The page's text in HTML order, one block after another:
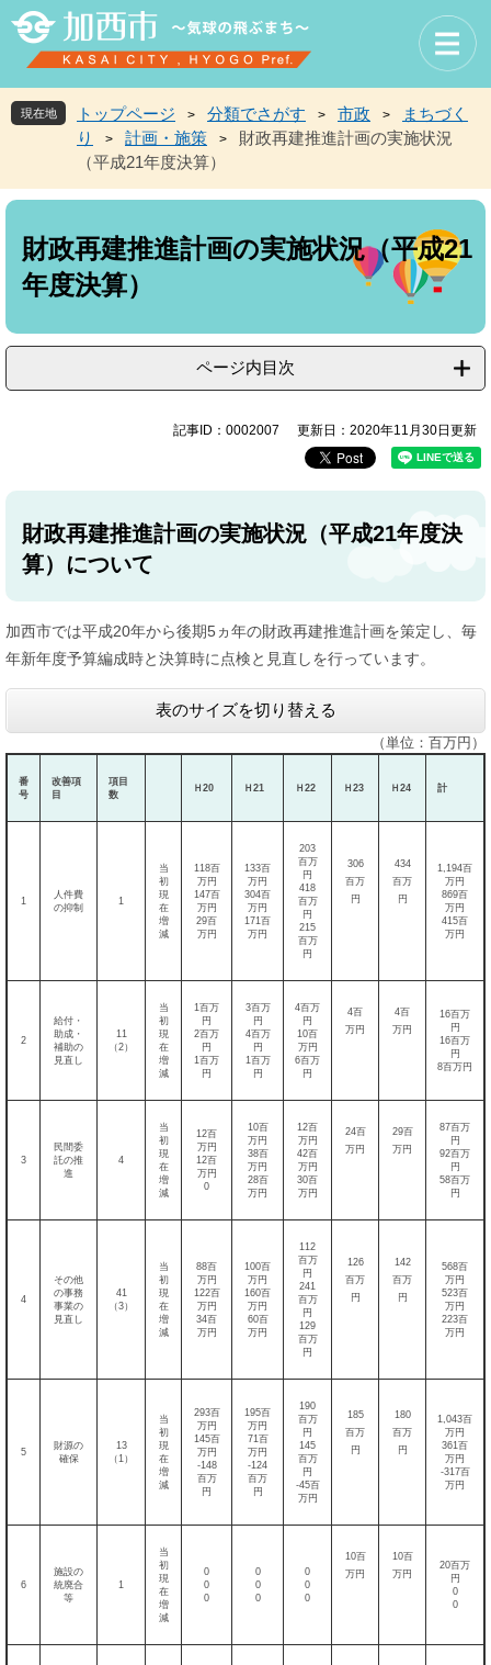
先
頭
を
飛
現在地 トップページ > 分類でさがす > 市政 >
まちづく
り
> 計画・施策 >
財政再建推進計画の実施状況
（平成21年度決算）
本
財政再建推進計画の実施状況（平成21
年度決算）
ページ内目次
記事ID：0002007 更新日：2020年11月30日更新
財政再建推進計画の実施状況（平成21年度決
算）について
加西市では平成20年から後期5ヵ年の財政再建推進計画を策定し、毎
年新年度予算編成時と決算時に点検と見直しを行っています。
表のサイズを切り替える
（単位：百万円）
番
号
改善項
目
項目
数
Ｈ20 Ｈ21 Ｈ22 Ｈ23 Ｈ24 計
1
人件費
の抑制
1
当
初
現
在
増
減
118百
万円
147百
万円
29百
万円
133百
万円
304百
万円
171百
万円
203
百万
円
418
百万
円
215
百万
円
306
百万
円
434
百万
円
1,194百
万円
869百
万円
415百
万円
2
給付・
助成・
補助の
見直し
11
（2）
当
初
現
在
増
減
1百万
円
2百万
円
1百万
円
3百万
円
4百万
円
1百万
円
4百万
円
10百
万円
6百万
円
4百
万円
4百
万円
16百万
円
16百万
円
8百万円
3
民間委
託の推
進
4
当
初
現
在
増
減
12百
万円
12百
万円
0
10百
万円
38百
万円
28百
万円
12百
万円
42百
万円
30百
万円
24百
万円
29百
万円
87百万
円
92百万
円
58百万
円
4
その他
の事務
事業の
見直し
41
（3）
当
初
現
在
増
減
88百
万円
122百
万円
34百
万円
100百
万円
160百
万円
60百
万円
112
百万
円
241
百万
円
129
百万
円
126
百万
円
142
百万
円
568百
万円
523百
万円
223百
万円
5
財源の
確保
13
（1）
当
初
現
在
増
減
293百
万円
145百
万円
-148
百万
円
195百
万円
71百
万円
-124
百万
円
190
百万
円
145
百万
円
-45百
万円
185
百万
円
180
百万
円
1,043百
万円
361百
万円
-317百
万円
6
施設の
統廃合
等
1
当
初
現
在
増
減
0
0
0
0
0
0
0
0
0
10百
万円
10百
万円
20百万
円
0
0